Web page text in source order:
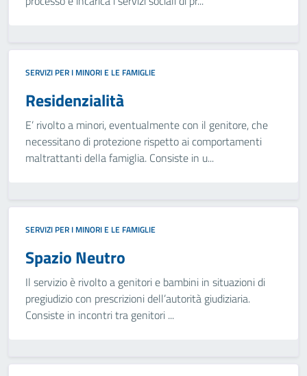
SERVIZI PER I MINORI E LE FAMIGLIE
Residenzialità
E’ rivolto a minori, eventualmente con il genitore, che
necessitano di protezione rispetto ai comportamenti
maltrattanti della famiglia. Consiste in u...
SERVIZI PER I MINORI E LE FAMIGLIE
Spazio Neutro
Il servizio è rivolto a genitori e bambini in situazioni di
pregiudizio con prescrizioni dell’autorità giudiziaria.
Consiste in incontri tra genitori ...